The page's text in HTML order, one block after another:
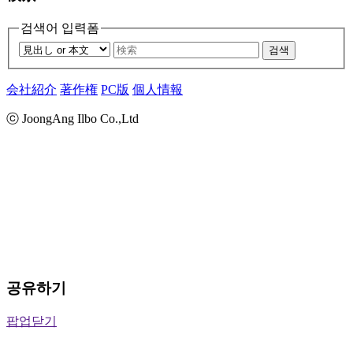
검색어 입력폼
검색
会社紹介 著作権 PC版 個人情報
ⓒ JoongAng Ilbo Co.,Ltd
공유하기
팝업닫기